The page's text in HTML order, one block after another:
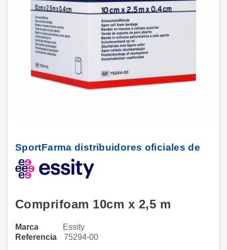
SportFarma distribuidores oficiales de
Comprifoam 10cm x 2,5 m
Marca
Essity
Referencia
75294-00